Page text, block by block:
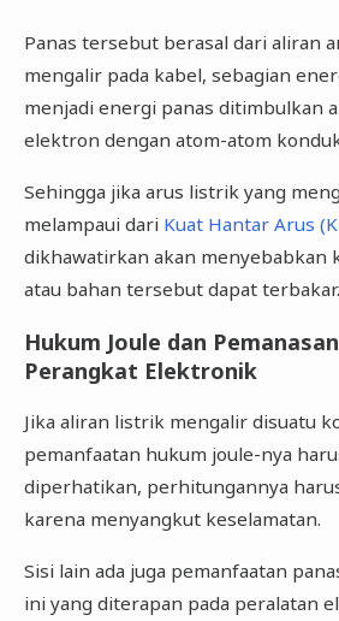
Panas tersebut berasal dari aliran
mengalir pada kabel, sebagian
menjadi energi panas ditimbulkan
elektron dengan atom-atom
Sehingga jika arus listrik yang
melampaui dari Kuat Hantar Arus
dikhawatirkan akan menyebabkan
atau bahan tersebut dapat terbakar.
Hukum Joule dan
Perangkat Elektronik
Jika aliran listrik mengalir disuatu
pemanfaatan hukum joule-nya
diperhatikan, perhitungannya
karena menyangkut keselamatan.
Sisi lain ada juga pemanfaatan
ini yang diterapan pada peralatan